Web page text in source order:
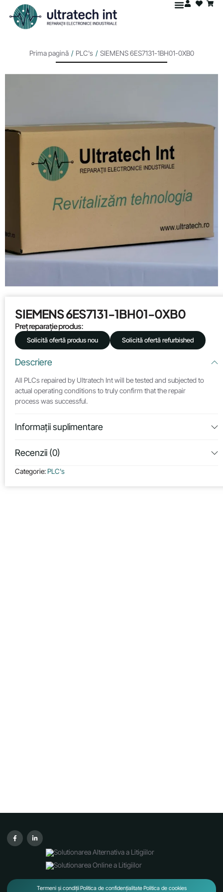
Prima pagină / PLC's / SIEMENS 6ES7131-1BH01-0XB0
SIEMENS 6ES7131-1BH01-0XB0
Preț reparație produs:
Solicită ofertă produs nou Solicită ofertă refurbished
Descriere
All PLCs repaired by Ultratech Int will be tested and subjected to
actual operating conditions to truly confirm that the repair
process was successful.
Informații suplimentare
Recenzii (0)
Categorie: PLC's
Termeni și condițiiPolitica de confidențialitatePolitica de cookies